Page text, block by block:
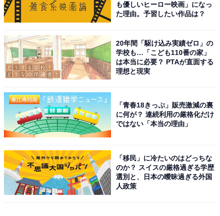
も優しいヒーロー映画」になっ
た理由。予習したい作品は？
20年間「駆け込み実績ゼロ」の
学校も…「こども110番の家」
は本当に必要？ PTAが直面する
理想と現実
「青春18きっぷ」販売激減の裏
に何が？ 連続利用の厳格化だけ
ではない「本当の理由」
「移民」に冷たいのはどっちな
のか？ スイスの厳格過ぎる学歴
選別と、日本の曖昧過ぎる外国
人政策